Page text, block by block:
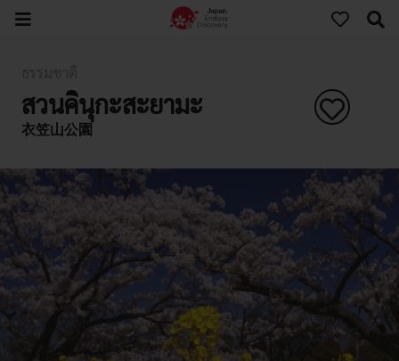
สวนคินุกะสะยามะ
衣笠山公園